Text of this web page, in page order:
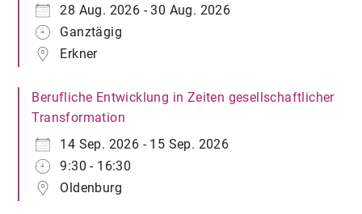
28 Aug. 2026 - 30 Aug. 2026
Ganztägig
Erkner
Berufliche Entwicklung in Zeiten gesellschaftlicher
Transformation
14 Sep. 2026 - 15 Sep. 2026
9:30 - 16:30
Oldenburg